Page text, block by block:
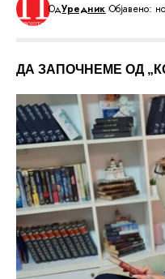
ОдУредник Објавено:
ДА ЗАПОЧНЕМЕ ОД